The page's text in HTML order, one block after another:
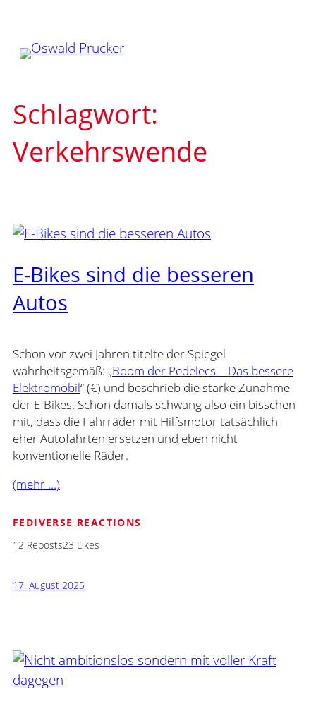
springen
Schlagwort:
Verkehrswende
E-Bikes sind die besseren
Autos
Schon vor zwei Jahren titelte der Spiegel
wahrheitsgemäß: „Boom der Pedelecs – Das bessere
Elektromobil“ (€) und beschrieb die starke Zunahme
der E-Bikes. Schon damals schwang also ein bisschen
mit, dass die Fahrräder mit Hilfsmotor tatsächlich
eher Autofahrten ersetzen und eben nicht
konventionelle Räder.
(mehr …)
FEDIVERSE REACTIONS
12 Reposts23 Likes
17. August 2025